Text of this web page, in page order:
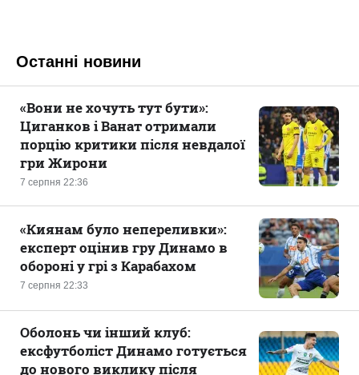
Останні новини
7 серпня 22:36
«Вони не хочуть тут бути»:
Циганков і Ванат отримали
порцію критики після невдалої
гри Жирони
7 серпня 22:33
«Киянам було непереливки»:
експерт оцінив гру Динамо в
обороні у грі з Карабахом
Оболонь чи інший клуб:
ексфутболіст Динамо готується
до нового виклику після